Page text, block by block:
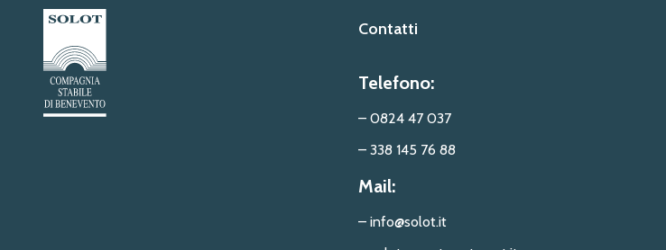
Contatti
Telefono:
– 0824 47 037
– 338 145 76 88
Mail:
– info@solot.it